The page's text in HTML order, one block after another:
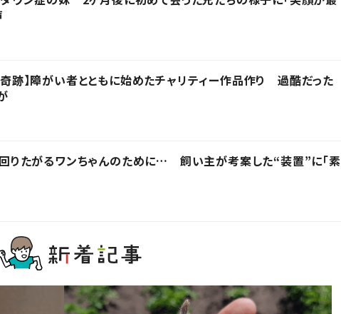
跡】障がい者とともに始めたチャリティー作品作り 過酷だった
りたがるワンちゃんのために… 飼い主が考案した“装置”に「素